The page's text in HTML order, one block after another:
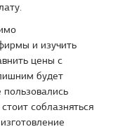
и изучить
цены с
будет
соблазняться